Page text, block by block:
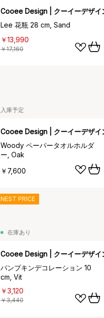
Cooee Design | クーイーデザイ
Lee 花瓶 28 cm, Sand
￥13,990
￥17,160
入庫予定
Cooee Design | クーイーデザイ
Woody ペーパータオルホルダ
ー, Oak
￥7,600
在庫あり
Cooee Design | クーイーデザイ
パンプキンデコレーション 10
cm, Vit
￥3,120
￥3,440
NEST PRICE